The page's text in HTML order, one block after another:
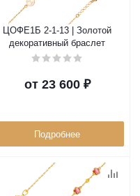
ЦОФЕ1Б 2-1-13 | Золотой
декоративный браслет
от 23 600 ₽
Подробнее